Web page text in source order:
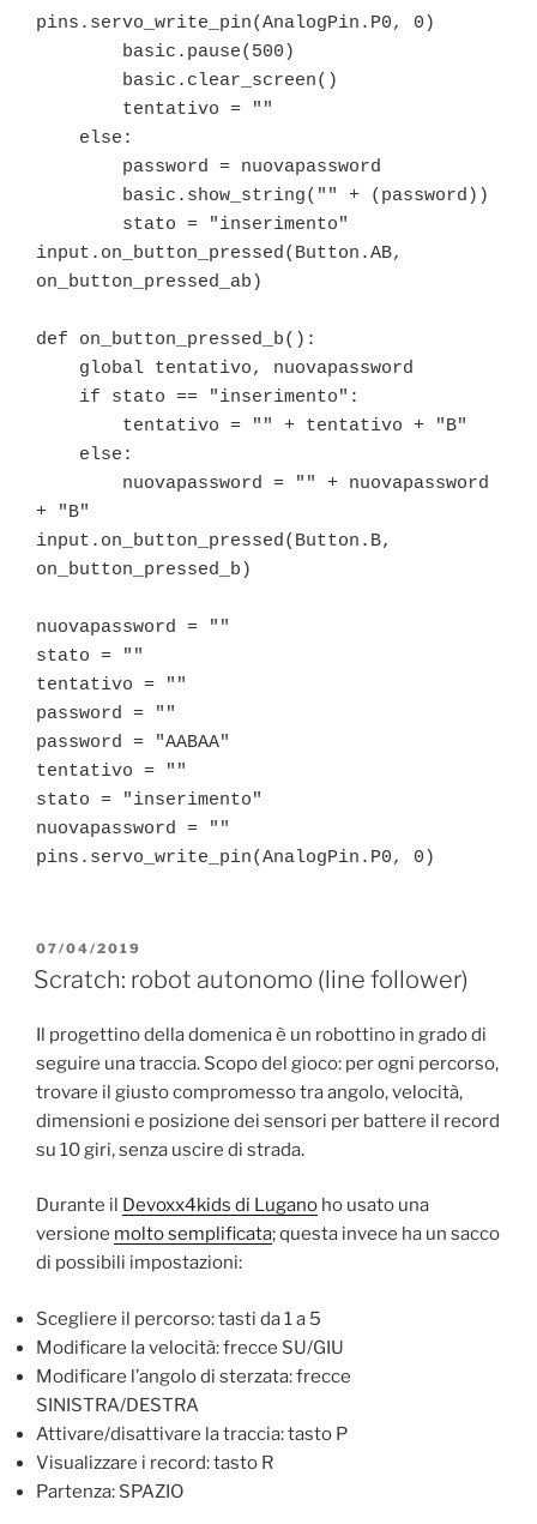
pins.servo_write_pin(AnalogPin.P0, 0)
input.on_button_pressed(Button.AB,
on_button_pressed_ab)
def on_button_pressed_b():
+ "B"
input.on_button_pressed(Button.B,
on_button_pressed_b)
nuovapassword = ""
stato = ""
tentativo = ""
password = ""
password = "AABAA"
tentativo = ""
stato = "inserimento"
nuovapassword = ""
pins.servo_write_pin(AnalogPin.P0, 0)
PUBBLICATO
IL
07/04/2019
Scratch: robot autonomo (line follower)
Il progettino della domenica è un robottino in grado di
seguire una traccia. Scopo del gioco: per ogni percorso,
trovare il giusto compromesso tra angolo, velocità,
dimensioni e posizione dei sensori per battere il record
su 10 giri, senza uscire di strada.
Durante il Devoxx4kids di Lugano ho usato una
versione molto semplificata; questa invece ha un sacco
di possibili impostazioni:
Scegliere il percorso: tasti da 1 a 5
Modificare la velocità: frecce SU/GIU
Modificare l’angolo di sterzata: frecce
SINISTRA/DESTRA
Attivare/disattivare la traccia: tasto P
Visualizzare i record: tasto R
Partenza: SPAZIO